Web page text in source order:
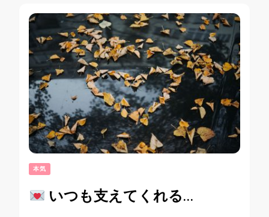
本気
いつも支えてくれる…